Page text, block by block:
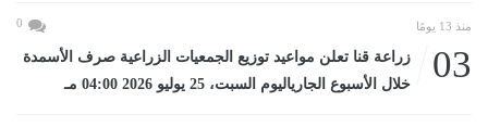
منذ 13 يومًا 0
03
زراعة قنا تعلن مواعيد توزيع الجمعيات الزراعية صرف الأسمدة
خلال الأسبوع الجارياليوم السبت، 25 يوليو 2026 04:00 مـ